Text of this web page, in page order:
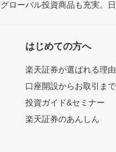
ローバル投資商品も充実。
はじめての方へ
楽天証券が選ばれる理由
口座開設からお取引ま
投資ガイド&セミナー
楽天証券のあんしん